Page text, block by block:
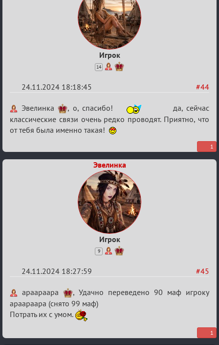
Игрок
14
#44
24.11.2024 18:18:45
Re:
Безопасная
связь
Эвелинка , о, спасибо!
да, сейчас
классические связи очень редко проводят. Приятно, что
от тебя была именно такая!
1
Эвелинка
Игрок
9
#45
24.11.2024 18:27:59
Re:
Безопасная
связь
apaapaapa
, Удачно переведено 90 маф игроку
apaapaapa (снято 99 маф)
Потрать их с умом.
1